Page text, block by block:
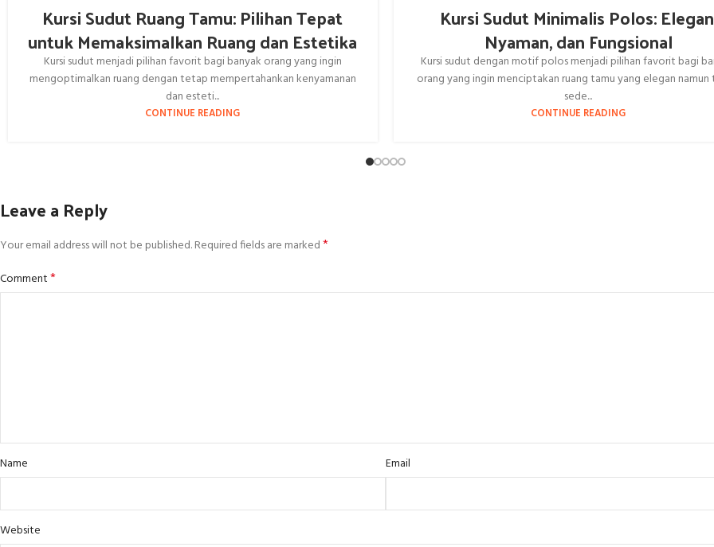
Kursi Sudut Ruang Tamu: Pilihan Tepat
untuk Memaksimalkan Ruang dan Estetika
Kursi sudut menjadi pilihan favorit bagi banyak orang yang ingin
mengoptimalkan ruang dengan tetap mempertahankan kenyamanan
dan esteti...
CONTINUE READING
Kursi Sudut Minimalis Polos:
Nyaman, dan Fungsional
Kursi sudut dengan motif polos menjadi pilihan favorit bagi
orang yang ingin menciptakan ruang tamu yang elegan
sede...
CONTINUE READING
Leave a Reply
Your email address will not be published.Required fields are marked*
Comment*
Name Email
Website